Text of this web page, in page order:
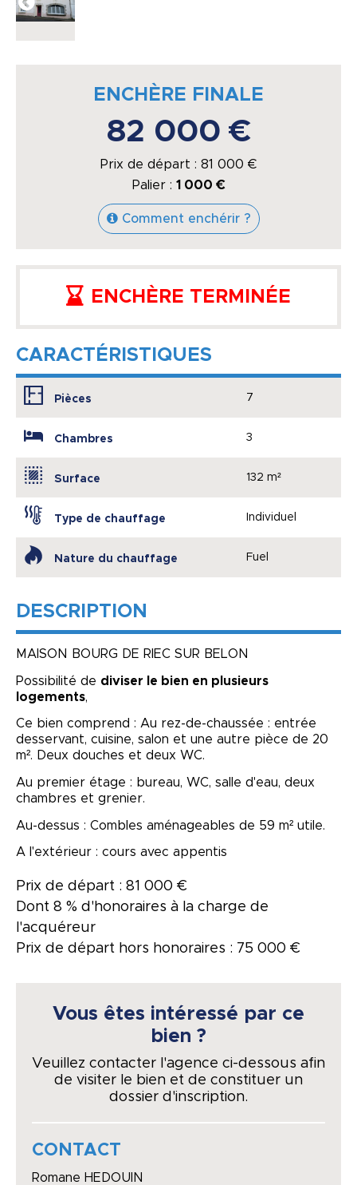
ENCHÈRE FINALE
82 000 €
Prix de départ : 81 000 €
Palier : 1 000 €
Comment enchérir ?
ENCHÈRE TERMINÉE
CARACTÉRISTIQUES
Pièces 7
Chambres 3
Surface 132 m²
Type de chauffage Individuel
Nature du chauffage Fuel
DESCRIPTION
MAISON BOURG DE RIEC SUR BELON
Possibilité de diviser le bien en plusieurs
logements,
Ce bien comprend : Au rez-de-chaussée : entrée
desservant, cuisine, salon et une autre pièce de 20
m². Deux douches et deux WC.
Au premier étage : bureau, WC, salle d'eau, deux
chambres et grenier.
Au-dessus : Combles aménageables de 59 m² utile.
A l'extérieur : cours avec appentis
Prix de départ : 81 000 €
Dont 8 % d'honoraires à la charge de
l'acquéreur
Prix de départ hors honoraires : 75 000 €
Vous êtes intéressé par ce
bien ?
Veuillez contacter l'agence ci-dessous afin
de visiter le bien et de constituer un
dossier d'inscription.
CONTACT
Romane HEDOUIN